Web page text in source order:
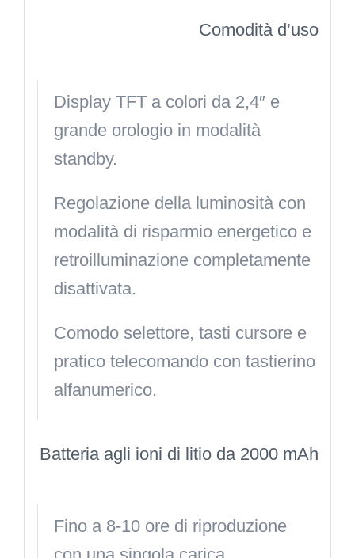
Comodità d’uso
Display TFT a colori da 2,4″ e
grande orologio in modalità
standby.
Regolazione della luminosità con
modalità di risparmio energetico e
retroilluminazione completamente
disattivata.
Comodo selettore, tasti cursore e
pratico telecomando con tastierino
alfanumerico.
Batteria agli ioni di litio da 2000 mAh
Fino a 8-10 ore di riproduzione